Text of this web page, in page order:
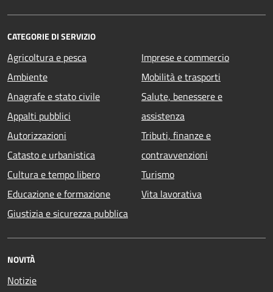
CATEGORIE DI SERVIZIO
Agricoltura e pesca
Ambiente
Anagrafe e stato civile
Appalti pubblici
Autorizzazioni
Catasto e urbanistica
Cultura e tempo libero
Educazione e formazione
Giustizia e sicurezza pubblica
Imprese e commercio
Mobilità e trasporti
Salute, benessere e
assistenza
Tributi, finanze e
contravvenzioni
Turismo
Vita lavorativa
NOVITÀ
Notizie